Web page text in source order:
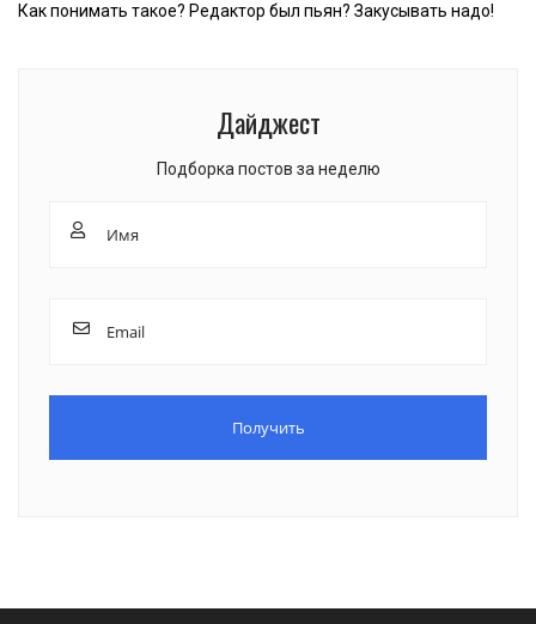
Как понимать такое? Редактор был пьян? Закусывать надо!
Дайджест
Подборка постов за неделю